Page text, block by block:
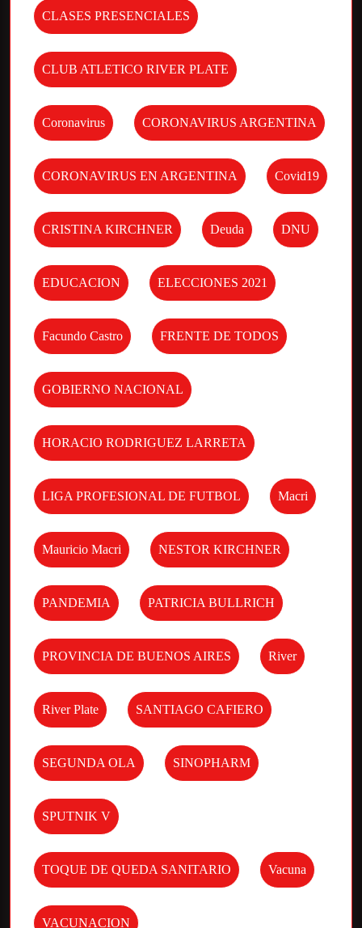
CLASES PRESENCIALES
CLUB ATLETICO RIVER PLATE
Coronavirus CORONAVIRUS ARGENTINA
CORONAVIRUS EN ARGENTINA Covid19
CRISTINA KIRCHNER Deuda DNU
EDUCACION ELECCIONES 2021
Facundo Castro FRENTE DE TODOS
GOBIERNO NACIONAL
HORACIO RODRIGUEZ LARRETA
LIGA PROFESIONAL DE FUTBOL Macri
Mauricio Macri NESTOR KIRCHNER
PANDEMIA PATRICIA BULLRICH
PROVINCIA DE BUENOS AIRES River
River Plate SANTIAGO CAFIERO
SEGUNDA OLA SINOPHARM
SPUTNIK V
TOQUE DE QUEDA SANITARIO Vacuna
VACUNACION